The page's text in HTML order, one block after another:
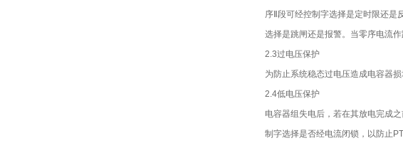
序Ⅱ段可经控制字选择是定时限还
选择是跳闸还是报警。当零序电流
2.3过电压保护
为防止系统稳态过电压造成电容器
2.4低电压保护
电容器组失电后，若在其放电完成
制字选择是否经电流闭锁，以防止